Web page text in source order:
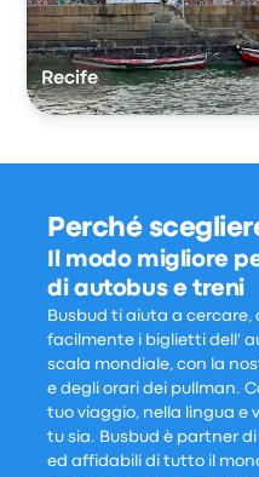
Recife
Perché
Il modo migliore
di autobus e treni
Busbud ti aiuta a
facilmente i biglietti dell'
scala mondiale, con la
e degli orari dei pullman.
tuo viaggio, nella lingua e
tu sia. Busbud è partner
ed affidabili di tutto il